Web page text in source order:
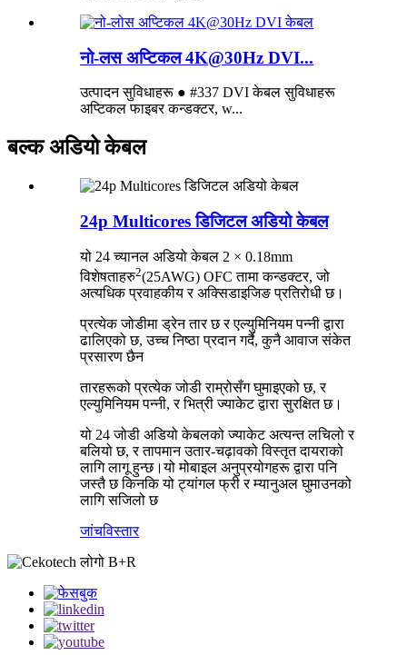
नो-लस अप्टिकल 4K@30Hz DVI...
उत्पादन सुविधाहरू ● #337 DVI केबल सुविधाहरू
अप्टिकल फाइबर कन्डक्टर, w...
बल्क अडियो केबल
24p Multicores डिजिटल अडियो केबल
यो 24 च्यानल अडियो केबल 2 × 0.18mm
विशेषताहरु2(25AWG) OFC तामा कन्डक्टर, जो
अत्यधिक प्रवाहकीय र अक्सिडाइजिङ प्रतिरोधी छ।
प्रत्येक जोडीमा ड्रेन तार छ र एल्युमिनियम पन्नी द्वारा
ढालिएको छ, उच्च निष्ठा प्रदान गर्दै, कुनै आवाज संकेत
प्रसारण छैन
तारहरूको प्रत्येक जोडी राम्रोसँग घुमाइएको छ, र
एल्युमिनियम पन्नी, र भित्री ज्याकेट द्वारा सुरक्षित छ।
यो 24 जोडी अडियो केबलको ज्याकेट अत्यन्त लचिलो र
बलियो छ, र तापमान उतार-चढ़ावको विस्तृत दायराको
लागि लागू हुन्छ।यो मोबाइल अनुप्रयोगहरू द्वारा पनि
जस्तै छ किनकि यो ट्यांगल फ्री र म्यानुअल घुमाउनको
लागि सजिलो छ
जांचविस्तार